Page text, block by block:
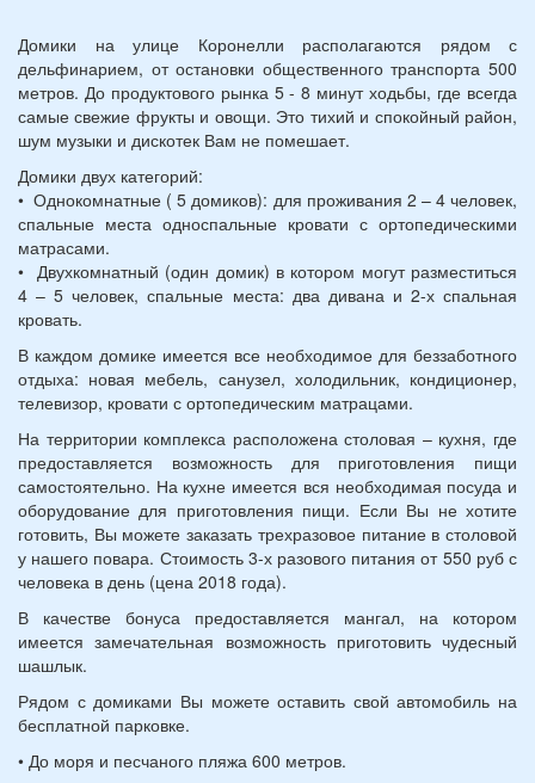
Домики на улице Коронелли располагаются рядом с
дельфинарием, от остановки общественного транспорта 500
метров. До продуктового рынка 5 - 8 минут ходьбы, где всегда
самые свежие фрукты и овощи. Это тихий и спокойный район,
шум музыки и дискотек Вам не помешает.
Домики двух категорий:
• Однокомнатные ( 5 домиков): для проживания 2 – 4 человек,
спальные места односпальные кровати с ортопедическими
матрасами.
• Двухкомнатный (один домик) в котором могут разместиться
4 – 5 человек, спальные места: два дивана и 2-х спальная
кровать.
В каждом домике имеется все необходимое для беззаботного
отдыха: новая мебель, санузел, холодильник, кондиционер,
телевизор, кровати с ортопедическим матрацами.
На территории комплекса расположена столовая – кухня, где
предоставляется возможность для приготовления пищи
самостоятельно. На кухне имеется вся необходимая посуда и
оборудование для приготовления пищи. Если Вы не хотите
готовить, Вы можете заказать трехразовое питание в столовой
у нашего повара. Стоимость 3-х разового питания от 550 руб с
человека в день (цена 2018 года).
В качестве бонуса предоставляется мангал, на котором
имеется замечательная возможность приготовить чудесный
шашлык.
Рядом с домиками Вы можете оставить свой автомобиль на
бесплатной парковке.
• До моря и песчаного пляжа 600 метров.